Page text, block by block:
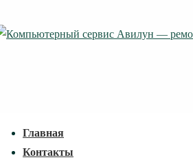
Перейти
Главная
Контакты